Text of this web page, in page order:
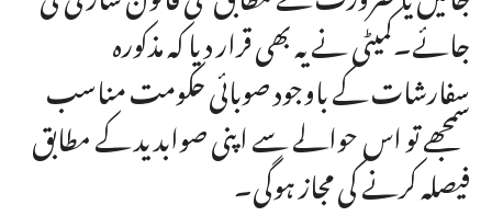
جائے۔کمیٹی نے یہ بھی قرار دیا کہ مذکورہ
سفارشات کے باوجود صوبائی حکومت مناسب
سمجھے تو اس حوالے سے اپنی صوابدید کے مطابق
فیصلہ کرنے کی مجاز ہوگی۔